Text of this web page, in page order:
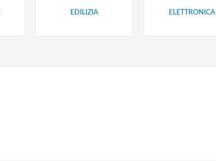
EDILIZIA ELETTRONICA